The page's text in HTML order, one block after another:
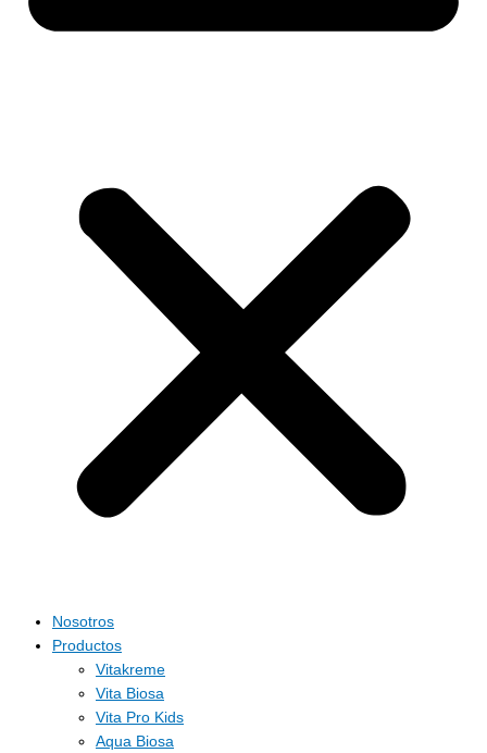
Nosotros
Productos
Vitakreme
Vita Biosa
Vita Pro Kids
Aqua Biosa